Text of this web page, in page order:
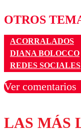
OTROS
ACORRALADOS
DIANA BOLOCCO
REDES SOCIALES
Ver comentarios
Los
LAS MÁS